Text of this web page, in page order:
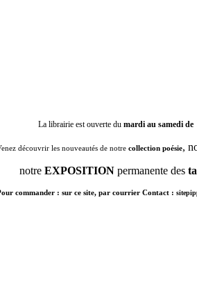
La librairie est ouverte du mardi au samedi de
découvrir les nouveautés de notrecollection poésie,
notre EXPOSITION permanente des
commander : sur ce site, par courrier Contact :